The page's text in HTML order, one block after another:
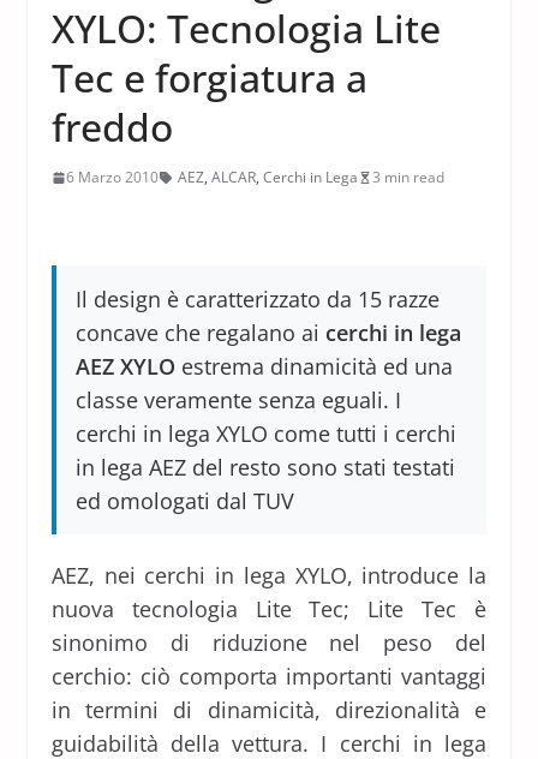
XYLO: Tecnologia Lite
Tec e forgiatura a
freddo
6 Marzo 2010 AEZ, ALCAR, Cerchi in Lega 3 min read
Il design è caratterizzato da 15 razze
concave che regalano ai cerchi in lega
AEZ XYLO estrema dinamicità ed una
classe veramente senza eguali. I
cerchi in lega XYLO come tutti i cerchi
in lega AEZ del resto sono stati testati
ed omologati dal TUV
AEZ, nei cerchi in lega XYLO, introduce la
nuova tecnologia Lite Tec; Lite Tec è
sinonimo di riduzione nel peso del
cerchio: ciò comporta importanti vantaggi
in termini di dinamicità, direzionalità e
guidabilità della vettura. I cerchi in lega